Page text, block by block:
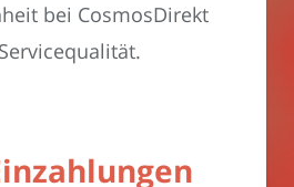
bei CosmosDirekt